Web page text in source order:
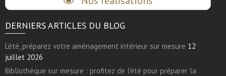
DERNIERS ARTICLES DU BLOG
L’été, préparez votre aménagement intérieur sur mesure 12
juillet 2026
Bibliothèque sur mesure : profitez de l’été pour préparer la